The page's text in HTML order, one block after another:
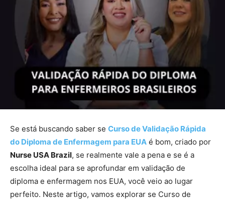
Se está buscando saber se Curso de Validação Rápida
do Diploma de Enfermagem para EUA é bom, criado por
Nurse USA Brazil, se realmente vale a pena e se é a
escolha ideal para se aprofundar em validação de
diploma e enfermagem nos EUA, você veio ao lugar
perfeito. Neste artigo, vamos explorar se Curso de